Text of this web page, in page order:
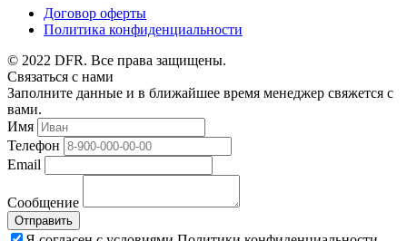
Договор оферты
Политика конфиденциальности
© 2022 DFR. Все права защищены.
Связаться с нами
Заполните данные и в ближайшее время менеджер свяжется с
вами.
Имя
Телефон
Email
Сообщение
Отправить